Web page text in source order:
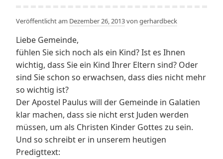
Veröffentlicht am Dezember 26, 2013von gerhardbeck
Liebe Gemeinde,
fühlen Sie sich noch als ein Kind? Ist es Ihnen
wichtig, dass Sie ein Kind Ihrer Eltern sind? Oder
sind Sie schon so erwachsen, dass dies nicht mehr
so wichtig ist?
Der Apostel Paulus will der Gemeinde in Galatien
klar machen, dass sie nicht erst Juden werden
müssen, um als Christen Kinder Gottes zu sein.
Und so schreibt er in unserem heutigen
Predigttext: